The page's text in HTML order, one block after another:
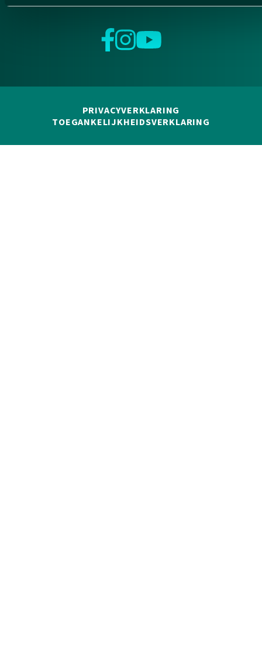
Facebook
InstagramYouTube
PRIVACYVERKLARING
TOEGANKELIJKHEIDSVERKLARING